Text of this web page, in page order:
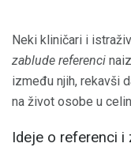
Neki kliničari i
zablude referenci
između njih, rekavši
na život osobe u
Ideje o referenci i